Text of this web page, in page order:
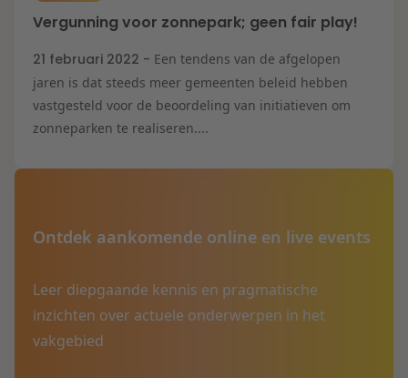
Vergunning voor zonnepark; geen fair play!
21 februari 2022 - Een tendens van de afgelopen
jaren is dat steeds meer gemeenten beleid hebben
vastgesteld voor de beoordeling van initiatieven om
zonneparken te realiseren....
Ontdek aankomende online en live events
Leer diepgaande kennis en pragmatische
inzichten over actuele onderwerpen in het
vakgebied